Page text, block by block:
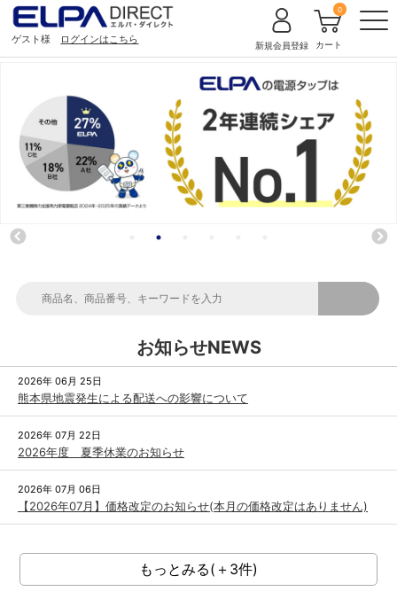
ゲスト様 ログインはこちら 新規会員登録 カート
0
お知らせNEWS
2026年 06月 25日
熊本県地震発生による配送への影響について
2026年 07月 22日
2026年度 夏季休業のお知らせ
2026年 07月 06日
【2026年07月】価格改定のお知らせ(本月の価格改定はありません)
もっとみる(＋3件)